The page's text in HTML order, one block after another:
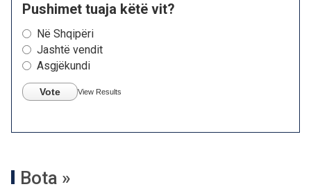
Pushimet tuaja këtë vit?
Në Shqipëri
Jashtë vendit
Asgjëkundi
Vote View Results
Bota »